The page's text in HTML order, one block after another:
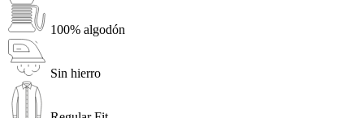
100% algodón
Sin hierro